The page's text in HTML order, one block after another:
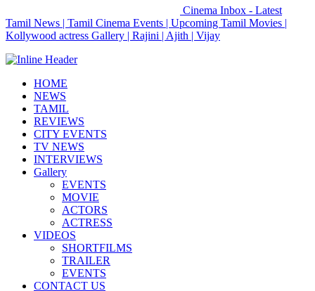
Cinema Inbox - Latest
Tamil News | Tamil Cinema Events | Upcoming Tamil Movies |
Kollywood actress Gallery | Rajini | Ajith | Vijay
HOME
NEWS
TAMIL
REVIEWS
CITY EVENTS
TV NEWS
INTERVIEWS
Gallery
EVENTS
MOVIE
ACTORS
ACTRESS
VIDEOS
SHORTFILMS
TRAILER
EVENTS
CONTACT US